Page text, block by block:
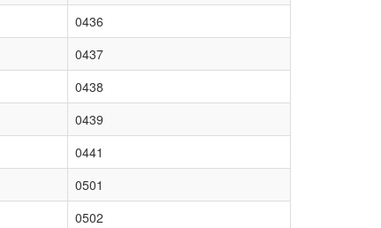
0436
0437
0438
0439
0441
0501
0502